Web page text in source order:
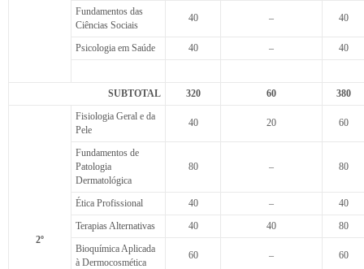
Fundamentos das
Ciências Sociais
40 – 40
Psicologia em Saúde 40 – 40
SUBTOTAL 320 60 380
2º
Fisiologia Geral e da
Pele
40 20 60
Fundamentos de
Patologia
Dermatológica
80 – 80
Ética Profissional 40 –
40
Terapias Alternativas
40 40
80
Bioquímica Aplicada
à Dermocosmética
60 – 60